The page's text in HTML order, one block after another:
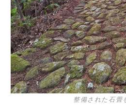
整備された石畳